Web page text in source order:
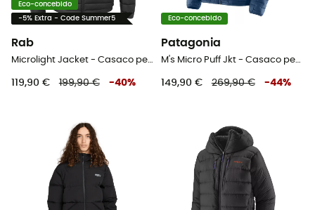
Eco-concebido
-5% Extra - Code Summer5
Rab
Microlight Jacket - Casaco penas homem
119,90 € 199,90 € -40%
Eco-concebido
Patagonia
M's Micro Puff Jkt - Casaco penas homem
149,90 € 269,90 € -44%